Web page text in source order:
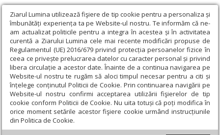
Ziarul Lumina utilizează fişiere de tip cookie pentru a personaliza și
îmbunătăți experiența ta pe Website-ul nostru. Te informăm că ne-
am actualizat politicile pentru a integra în acestea și în activitatea
curentă a Ziarului Lumina cele mai recente modificări propuse de
Regulamentul (UE) 2016/679 privind protecția persoanelor fizice în
ceea ce privește prelucrarea datelor cu caracter personal și privind
libera circulație a acestor date. Înainte de a continua navigarea pe
Website-ul nostru te rugăm să aloci timpul necesar pentru a citi și
înțelege conținutul Politicii de Cookie. Prin continuarea navigării pe
Website-ul nostru confirmi acceptarea utilizării fişierelor de tip
cookie conform Politicii de Cookie. Nu uita totuși că poți modifica în
orice moment setările acestor fişiere cookie urmând instrucțiunile
din Politica de Cookie.
Ziarul Lumina › Actualitate religioasă › Știri › Daruri oferite
familiilor și copiilor din județul Prahova
Daruri oferite familiilor și copiilor din
județul Prahova